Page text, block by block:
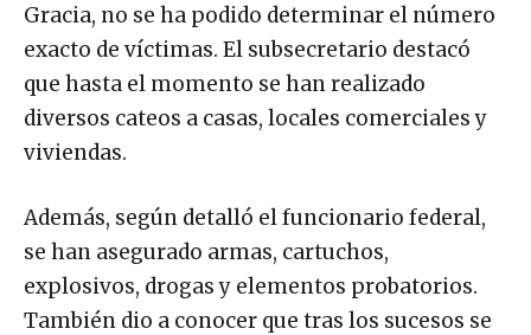
Gracia, no se ha podido determinar el número
exacto de víctimas. El subsecretario destacó
que hasta el momento se han realizado
diversos cateos a casas, locales comerciales y
viviendas.
Además, según detalló el funcionario federal,
se han asegurado armas, cartuchos,
explosivos, drogas y elementos probatorios.
También dio a conocer que tras los sucesos se